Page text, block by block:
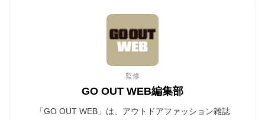
監修
GO OUT WEB編集部
「GO OUT WEB」は、アウトドアファッション雑誌